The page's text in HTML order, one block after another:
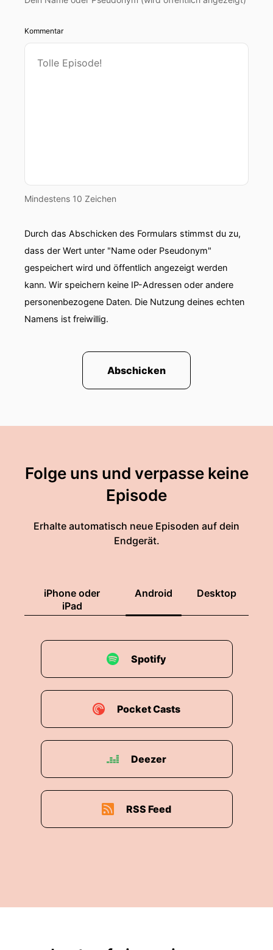
Kommentar
Mindestens 10 Zeichen
Durch das Abschicken des Formulars stimmst du zu,
dass der Wert unter "Name oder Pseudonym"
gespeichert wird und öffentlich angezeigt werden
kann. Wir speichern keine IP-Adressen oder andere
personenbezogene Daten. Die Nutzung deines echten
Namens ist freiwillig.
Abschicken
Folge uns und verpasse keine
Episode
Erhalte automatisch neue Episoden auf dein
Endgerät.
iPhone oder
iPad
Android Desktop
Spotify
Pocket Casts
Deezer
RSS Feed